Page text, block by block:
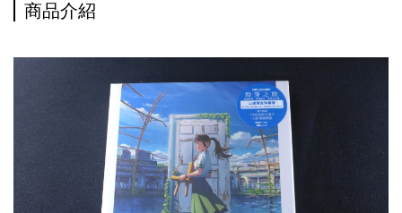
商品介紹